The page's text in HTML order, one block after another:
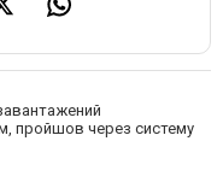
пройшов через систему